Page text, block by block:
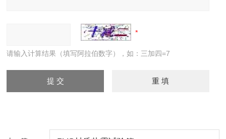
请输入计算结果（填写阿拉伯数字），如：三加四=7